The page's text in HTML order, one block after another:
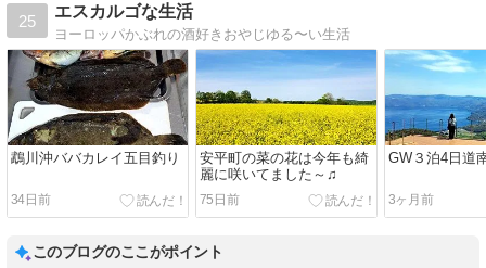
25
エスカルゴな生活
ヨーロッパかぶれの酒好きおやじゆる〜い生活
鵡川沖ババカレイ五目釣り
34日前
安平町の菜の花は今年も綺
麗に咲いてました～♫
75日前
GW３泊4日道
3ヶ月前
このブログのここがポイント